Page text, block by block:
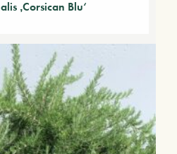
‚Corsican Blu‘